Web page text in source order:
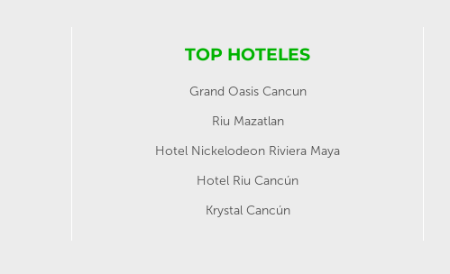
TOP HOTELES
Grand Oasis Cancun
Riu Mazatlan
Hotel Nickelodeon Riviera Maya
Hotel Riu Cancún
Krystal Cancún